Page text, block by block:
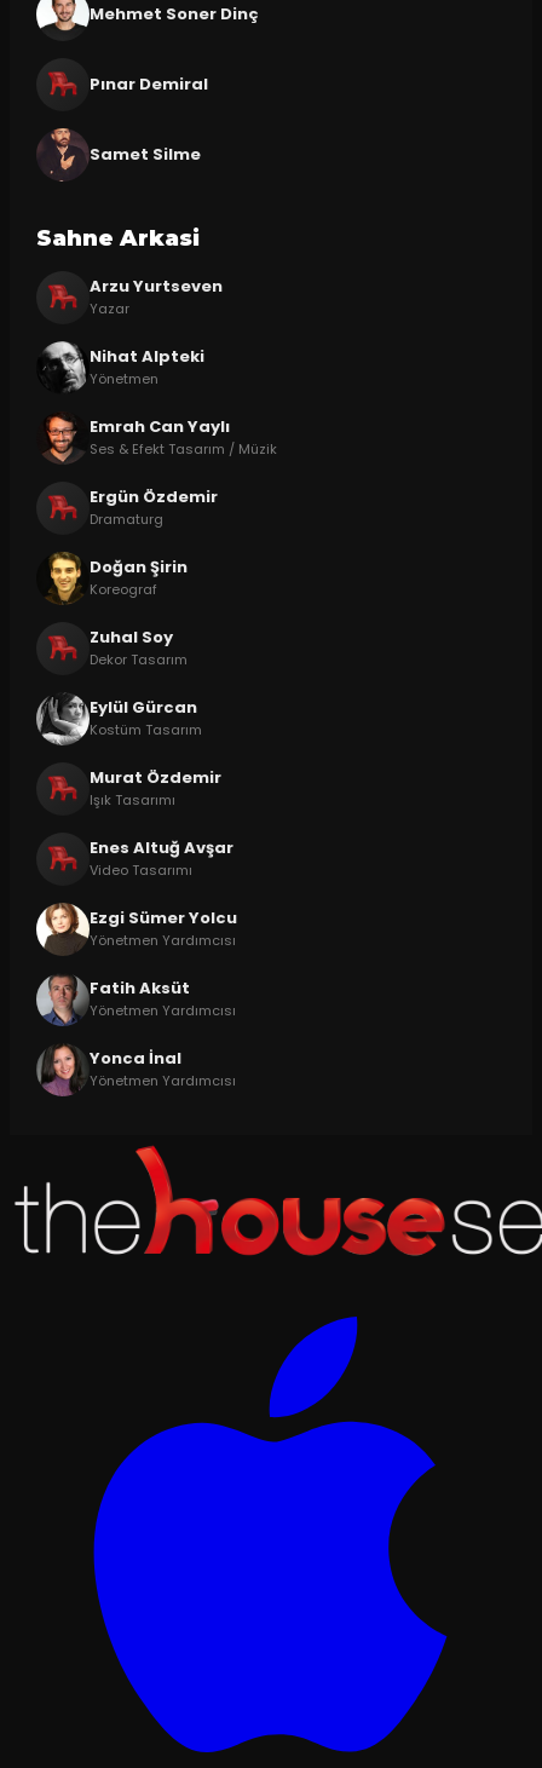
Mehmet Soner Dinç
Pınar Demiral
Samet Silme
Sahne Arkasi
Arzu Yurtseven
Yazar
Nihat Alpteki
Yönetmen
Emrah Can Yaylı
Ses & Efekt Tasarım / Müzik
Ergün Özdemir
Dramaturg
Doğan Şirin
Koreograf
Zuhal Soy
Dekor Tasarım
Eylül Gürcan
Kostüm Tasarım
Murat Özdemir
Işık Tasarımı
Enes Altuğ Avşar
Video Tasarımı
Ezgi Sümer Yolcu
Yönetmen Yardımcısı
Fatih Aksüt
Yönetmen Yardımcısı
Yonca İnal
Yönetmen Yardımcısı